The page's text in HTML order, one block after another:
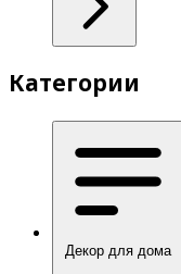
Категории
Декор для дома